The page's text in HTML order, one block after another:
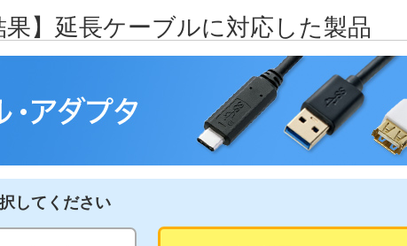
】延長ケーブルに対応した製品
してください